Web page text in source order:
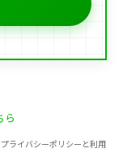
ら
ライバシーポリシーと利用